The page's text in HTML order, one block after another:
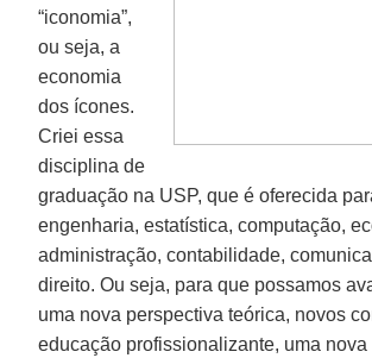
“iconomia”,
ou seja, a
economia
dos ícones.
Criei essa
disciplina de
graduação na USP, que é oferecida
engenharia, estatística, computação,
administração, contabilidade,
direito. Ou seja, para que possamos
uma nova perspectiva teórica, novos
educação profissionalizante, uma nova